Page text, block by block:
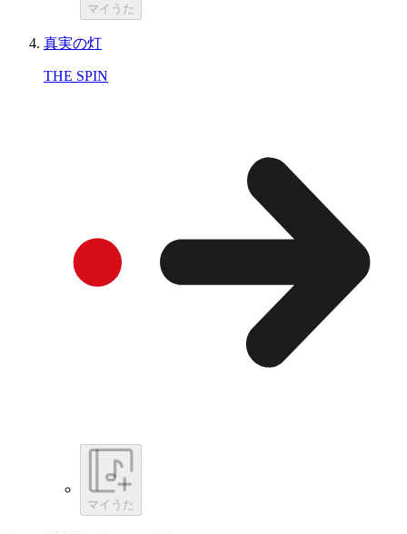
マイうた
真実の灯
THE SPIN
マイうた